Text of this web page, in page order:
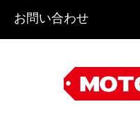
お問い合わせ